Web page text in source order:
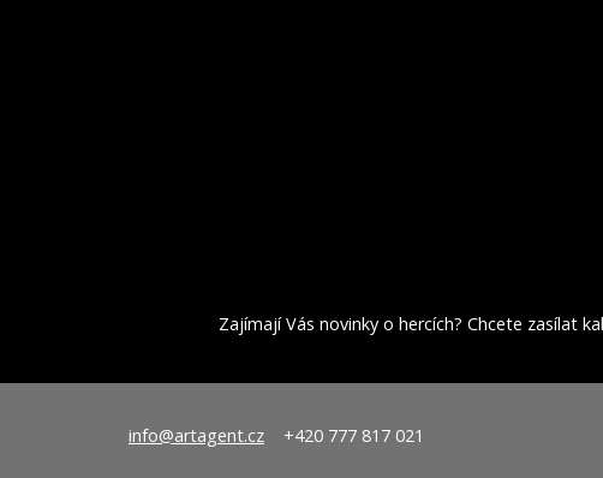
Zajímají Vás novinky o hercích? Chcete zasílat
info@artagent.cz +420 777 817 021